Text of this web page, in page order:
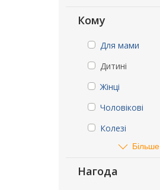
Кому
Для мами
Дитині
Жінці
Чоловікові
Колезі
Більше
Нагода